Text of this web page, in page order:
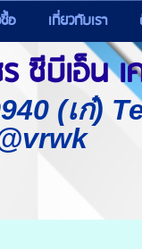
อ เกี่ยวกับเรา
ซีบีเอ็น
(เก๋)